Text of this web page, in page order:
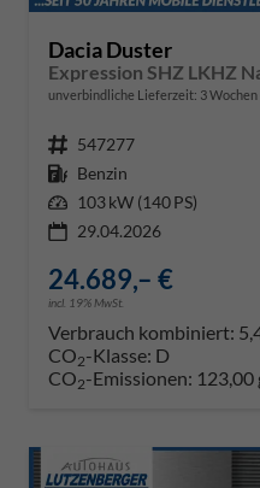
Dacia Duster
Expression SHZ LKHZ
unverbindliche Lieferzeit: 3 Wochen
Fahrzeugnr. 547277
Kraftstoff Benzin
Leistung 103 kW (140 PS)
29.04.2026
24.689,– €
incl. 19% MwSt.
Verbrauch kombiniert:
CO2-Klasse: D
CO2-Emissionen: 123,00